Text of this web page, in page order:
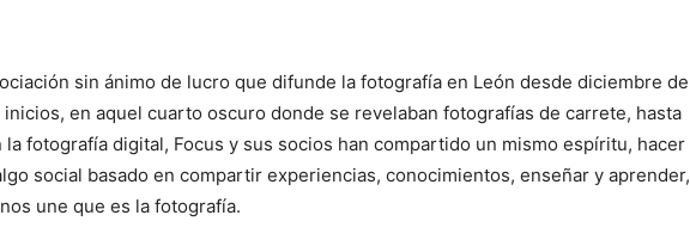
sin ánimo de lucro que difunde la fotografía en León desde diciembre de
inicios, en aquel cuarto oscuro donde se revelaban fotografías de carrete, hasta
la fotografía digital, Focus y sus socios han compartido un mismo espíritu, hacer
social basado en compartir experiencias, conocimientos, enseñar y aprender,
une que es la fotografía.